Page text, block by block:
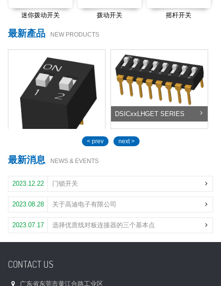
迷你拨动开关 拨动开关 摇杆开关
最新產品 NEW PRODUCTS
DSICxxLHGET SERIES
< prev next >
最新消息 NEWS & EVENTS
2023.12.22 门锁开关
2023.08.28 关于高迪电子有限公司
2023.07.17 选择优质线对板连接器的三个基本点
CONTACT US
广东省东莞市黄江合路工业区